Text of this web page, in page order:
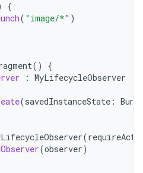
{
( "image/*" )
()
{
: MyLifecycleObserver
(savedInstanceState :
(
(observer)